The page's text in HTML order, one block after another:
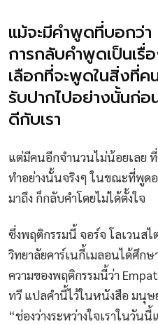
แม้จะมีคำพูดที่บอกว่
การกลับคำพูดเป็นเรื่อ
เลือกที่จะพูดในสิ่งที่
รับปากไปอย่างนั้นก่
ดีกับเรา
แต่มีคนอีกจำนวนไม่น้อยเลย
ทำอย่างนั้นจริงๆ ในขณะที่พูด
มาถึง ก็กลับคำโดยไม่ได้ตั้งใจ
ซึ่งพฤติกรรมนี้ จอร์จ โลเวนส
วิทยาลัยคาร์เนกี้เมลอนได้ศึก
ความของพฤติกรรมนี้ว่า
ทวี แปลคำนี้ไว้ในหนังสือ มนุษ
“ช่องว่างระหว่างใจเราในวัน